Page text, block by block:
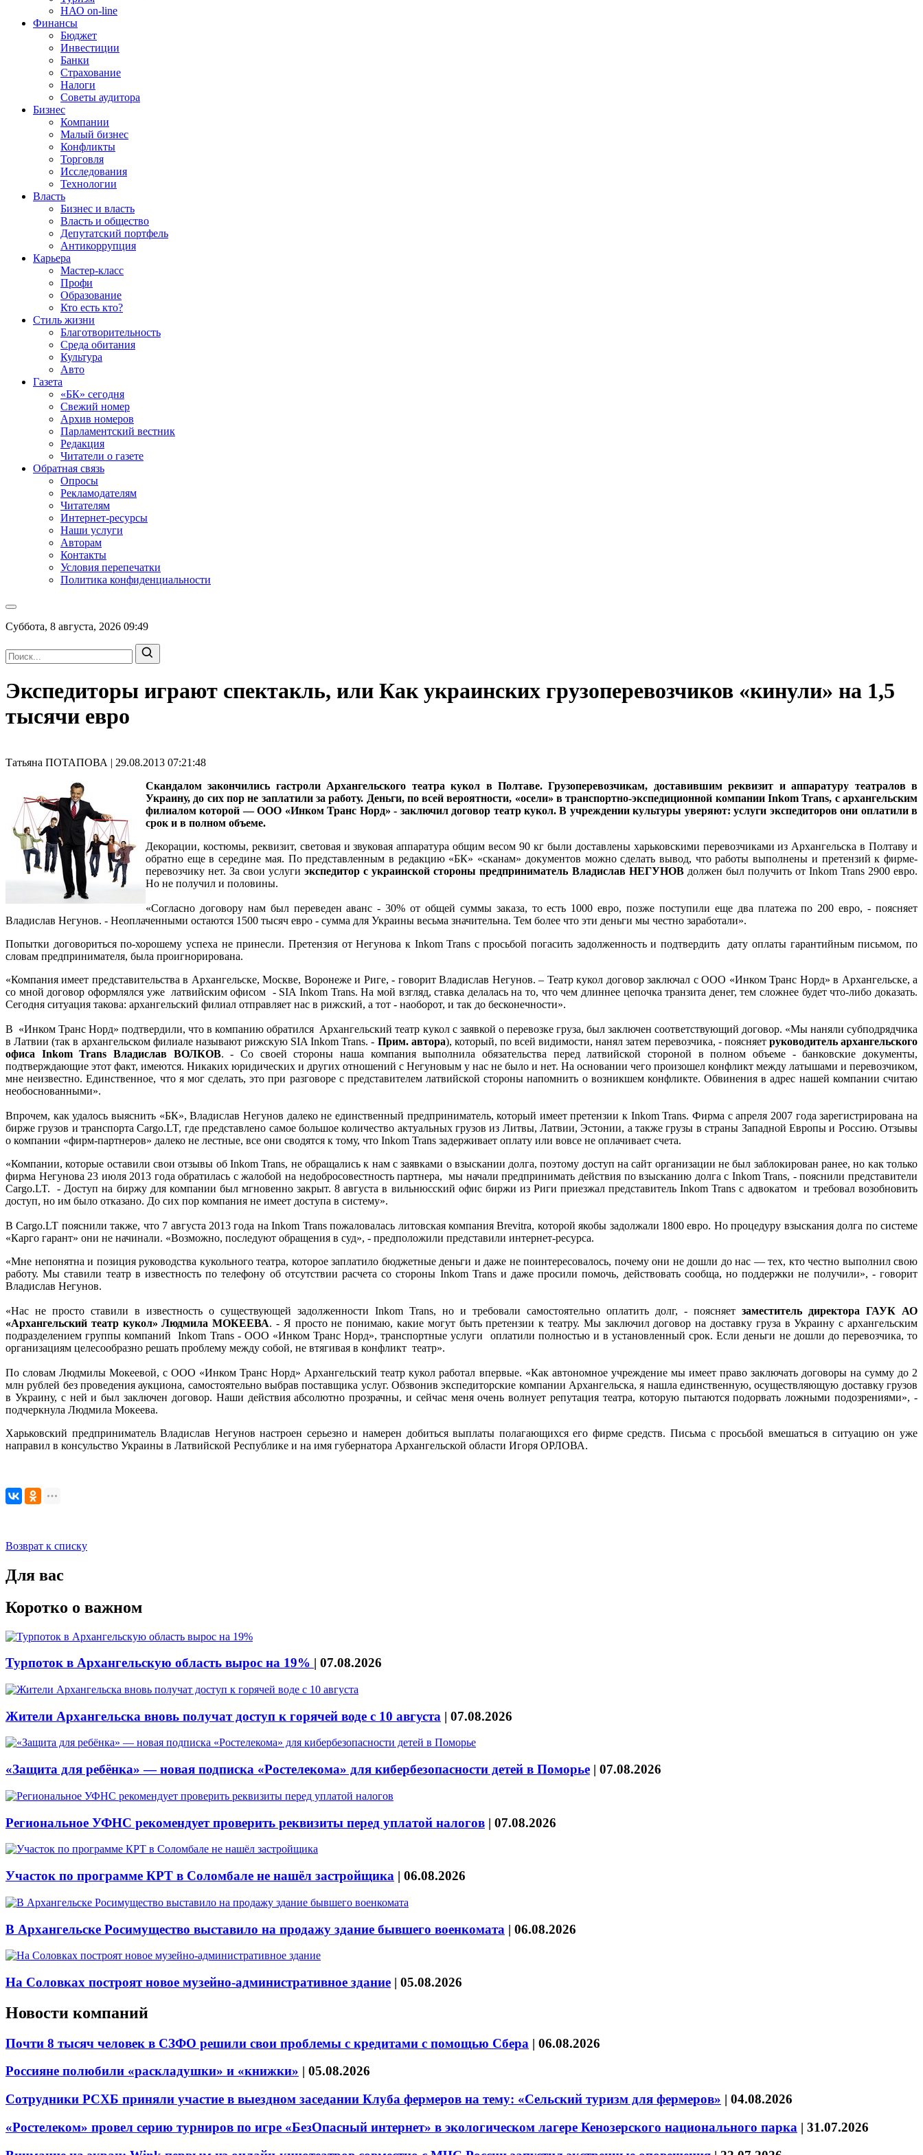
НАО on-line
Финансы
Бюджет
Инвестиции
Банки
Страхование
Налоги
Советы аудитора
Бизнес
Компании
Малый бизнес
Конфликты
Торговля
Исследования
Технологии
Власть
Бизнес и власть
Власть и общество
Депутатский портфель
Антикоррупция
Карьера
Мастер-класс
Профи
Образование
Кто есть кто?
Стиль жизни
Благотворительность
Среда обитания
Культура
Авто
Газета
«БК» сегодня
Свежий номер
Архив номеров
Парламентский вестник
Редакция
Читатели о газете
Обратная связь
Опросы
Рекламодателям
Читателям
Интернет-ресурсы
Наши услуги
Авторам
Контакты
Условия перепечатки
Политика конфиденциальности
Суббота, 8 августа, 2026 09:49
Экспедиторы играют спектакль, или Как украинских грузоперевозчиков «кинули» на 1,5
тысячи евро
Татьяна ПОТАПОВА | 29.08.2013 07:21:48
Скандалом закончились гастроли Архангельского театра кукол в Полтаве. Грузоперевозчикам, доставившим реквизит и аппаратуру театралов в
Украину, до сих пор не заплатили за работу. Деньги, по всей вероятности, «осели» в транспортно-экспедиционной компании Inkom Trans, с архангельским
филиалом которой — ООО «Инком Транс Норд» - заключил договор театр кукол. В учреждении культуры уверяют: услуги экспедиторов они оплатили в
срок и в полном объеме.
Декорации, костюмы, реквизит, световая и звуковая аппаратура общим весом 90 кг были доставлены харьковскими перевозчиками из Архангельска в Полтаву и
обратно еще в середине мая. По представленным в редакцию «БК» «сканам» документов можно сделать вывод, что работы выполнены и претензий к фирме-
перевозчику нет. За свои услугиэкспедитор с украинской стороны предприниматель Владислав НЕГУНОВдолжен был получить от Inkom Trans 2900 евро.
Но не получил и половины.
«Согласно договору нам был переведен аванс - 30% от общей суммы заказа, то есть 1000 евро, позже поступили еще два платежа по 200 евро, - поясняет
Владислав Негунов. - Неоплаченными остаются 1500 тысяч евро - сумма для Украины весьма значительна. Тем более что эти деньги мы честно заработали».
Попытки договориться по-хорошему успеха не принесли. Претензия от Негунова к Inkom Trans с просьбой погасить задолженность и подтвердить дату оплаты гарантийным письмом, по
словам предпринимателя, была проигнорирована.
«Компания имеет представительства в Архангельске, Москве, Воронеже и Риге, - говорит Владислав Негунов. – Театр кукол договор заключал с ООО «Инком Транс Норд» в Архангельске, а
со мной договор оформлялся уже латвийским офисом - SIA Inkom Trans. На мой взгляд, ставка делалась на то, что чем длиннее цепочка транзита денег, тем сложнее будет что-либо доказать.
Сегодня ситуация такова: архангельский филиал отправляет нас в рижский, а тот - наоборот, и так до бесконечности».
В «Инком Транс Норд» подтвердили, что в компанию обратился Архангельский театр кукол с заявкой о перевозке груза, был заключен соответствующий договор. «Мы наняли субподрядчика
в Латвии (так в архангельском филиале называют рижскую SIA Inkom Trans. - Прим. автора), который, по всей видимости, нанял затем перевозчика, - поясняетруководитель архангельского
офиса Inkom Trans Владислав ВОЛКОВ. - Со своей стороны наша компания выполнила обязательства перед латвийской стороной в полном объеме - банковские документы,
подтверждающие этот факт, имеются. Никаких юридических и других отношений с Негуновым у нас не было и нет. На основании чего произошел конфликт между латышами и перевозчиком,
мне неизвестно. Единственное, что я мог сделать, это при разговоре с представителем латвийской стороны напомнить о возникшем конфликте. Обвинения в адрес нашей компании считаю
необоснованными».
Впрочем, как удалось выяснить «БК», Владислав Негунов далеко не единственный предприниматель, который имеет претензии к Inkom Trans. Фирма с апреля 2007 года зарегистрирована на
бирже грузов и транспорта Cargo.LT, где представлено самое большое количество актуальных грузов из Литвы, Латвии, Эстонии, а также грузы в страны Западной Европы и Россию. Отзывы
о компании «фирм-партнеров» далеко не лестные, все они сводятся к тому, что Inkom Trans задерживает оплату или вовсе не оплачивает счета.
«Компании, которые оставили свои отзывы об Inkom Trans, не обращались к нам с заявками о взыскании долга, поэтому доступ на сайт организации не был заблокирован ранее, но как только
фирма Негунова 23 июля 2013 года обратилась с жалобой на недобросовестность партнера, мы начали предпринимать действия по взысканию долга с Inkom Trans, - пояснили представители
Cargo.LT. - Доступ на биржу для компании был мгновенно закрыт. 8 августа в вильнюсский офис биржи из Риги приезжал представитель Inkom Trans с адвокатом и требовал возобновить
доступ, но им было отказано. До сих пор компания не имеет доступа в систему».
В Cargo.LT пояснили также, что 7 августа 2013 года на Inkom Trans пожаловалась литовская компания Brevitra, которой якобы задолжали 1800 евро. Но процедуру взыскания долга по системе
«Карго гарант» они не начинали. «Возможно, последуют обращения в суд», - предположили представили интернет-ресурса.
«Мне непонятна и позиция руководства кукольного театра, которое заплатило бюджетные деньги и даже не поинтересовалось, почему они не дошли до нас — тех, кто честно выполнил свою
работу. Мы ставили театр в известность по телефону об отсутствии расчета со стороны Inkom Trans и даже просили помочь, действовать сообща, но поддержки не получили», - говорит
Владислав Негунов.
«Нас не просто ставили в известность о существующей задолженности Inkom Trans, но и требовали самостоятельно оплатить долг, - поясняет заместитель директора ГАУК АО
«Архангельский театр кукол» Людмила МОКЕЕВА. - Я просто не понимаю, какие могут быть претензии к театру. Мы заключил договор на доставку груза в Украину с архангельским
подразделением группы компаний Inkom Trans - ООО «Инком Транс Норд», транспортные услуги оплатили полностью и в установленный срок. Если деньги не дошли до перевозчика, то
организациям целесообразно решать проблему между собой, не втягивая в конфликт театр».
По словам Людмилы Мокеевой, с ООО «Инком Транс Норд» Архангельский театр кукол работал впервые. «Как автономное учреждение мы имеет право заключать договоры на сумму до 2
млн рублей без проведения аукциона, самостоятельно выбрав поставщика услуг. Обзвонив экспедиторские компании Архангельска, я нашла единственную, осуществляющую доставку грузов
в Украину, с ней и был заключен договор. Наши действия абсолютно прозрачны, и сейчас меня очень волнует репутация театра, которую пытаются подорвать ложными подозрениями», -
подчеркнула Людмила Мокеева.
Харьковский предприниматель Владислав Негунов настроен серьезно и намерен добиться выплаты полагающихся его фирме средств. Письма с просьбой вмешаться в ситуацию он уже
направил в консульство Украины в Латвийской Республике и на имя губернатора Архангельской области Игоря ОРЛОВА.
Возврат к списку
Для вас
Коротко о важном
Турпоток в Архангельскую область вырос на 19% | 07.08.2026
Жители Архангельска вновь получат доступ к горячей воде с 10 августа | 07.08.2026
«Защита для ребёнка» — новая подписка «Ростелекома» для кибербезопасности детей в Поморье | 07.08.2026
Региональное УФНС рекомендует проверить реквизиты перед уплатой налогов | 07.08.2026
Участок по программе КРТ в Соломбале не нашёл застройщика | 06.08.2026
В Архангельске Росимущество выставило на продажу здание бывшего военкомата | 06.08.2026
На Соловках построят новое музейно-административное здание | 05.08.2026
Новости компаний
Почти 8 тысяч человек в СЗФО решили свои проблемы с кредитами с помощью Сбера | 06.08.2026
Россияне полюбили «раскладушки» и «книжки» | 05.08.2026
Сотрудники РСХБ приняли участие в выездном заседании Клуба фермеров на тему: «Сельский туризм для фермеров» | 04.08.2026
«Ростелеком» провел серию турниров по игре «БезОпасный интернет» в экологическом лагере Кенозерского национального парка | 31.07.2026